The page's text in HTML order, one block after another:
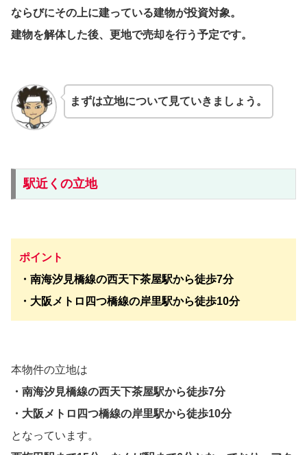
ならびにその上に建っている建物が投資対象。
建物を解体した後、更地で売却を行う予定です。
まずは立地について見ていきましょう。
駅近くの立地
ポイント
・南海汐見橋線の西天下茶屋駅から徒歩7分
・大阪メトロ四つ橋線の岸里駅から徒歩10分
本物件の立地は
・南海汐見橋線の西天下茶屋駅から徒歩7分
・大阪メトロ四つ橋線の岸里駅から徒歩10分
となっています。